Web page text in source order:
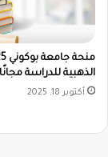
الذهبية للدراسة
أكتوبر 18, 2025